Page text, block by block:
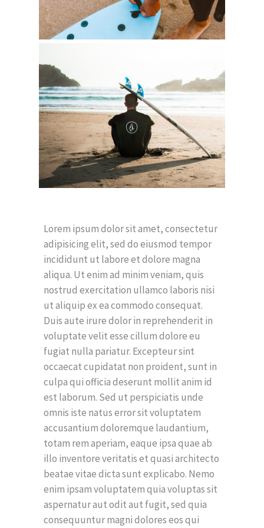
Lorem ipsum dolor sit amet, consectetur
adipisicing elit, sed do eiusmod tempor
incididunt ut labore et dolore magna
aliqua. Ut enim ad minim veniam, quis
nostrud exercitation ullamco laboris nisi
ut aliquip ex ea commodo consequat.
Duis aute irure dolor in reprehenderit in
voluptate velit esse cillum dolore eu
fugiat nulla pariatur. Excepteur sint
occaecat cupidatat non proident, sunt in
culpa qui officia deserunt mollit anim id
est laborum. Sed ut perspiciatis unde
omnis iste natus error sit voluptatem
accusantium doloremque laudantium,
totam rem aperiam, eaque ipsa quae ab
illo inventore veritatis et quasi architecto
beatae vitae dicta sunt explicabo. Nemo
enim ipsam voluptatem quia voluptas sit
aspernatur aut odit aut fugit, sed quia
consequuntur magni dolores eos qui